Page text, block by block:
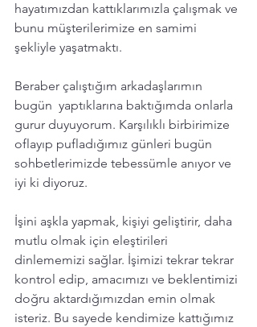
hayatımızdan kattıklarımızla çalışmak ve
bunu müşterilerimize en samimi
şekliyle yaşatmaktı.
Beraber çalıştığım arkadaşlarımın
bugün  yaptıklarına baktığımda onlarla
gurur duyuyorum. Karşılıklı birbirimize
oflayıp pufladığımız günleri bugün
sohbetlerimizde tebessümle anıyor ve
iyi ki diyoruz.
İşini aşkla yapmak, kişiyi geliştirir, daha
mutlu olmak için eleştirileri
dinlememizi sağlar. İşimizi tekrar tekrar
kontrol edip, amacımızı ve beklentimizi
doğru aktardığımızdan emin olmak
isteriz. Bu sayede kendimize kattığımız